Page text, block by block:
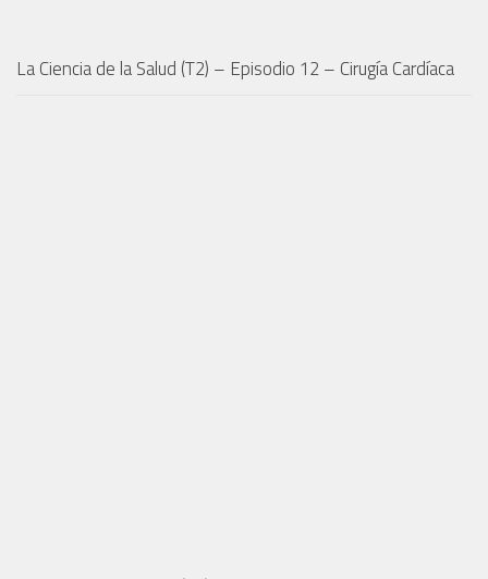
La Ciencia de la Salud (T2) – Episodio 12 – Cirugía Cardíaca